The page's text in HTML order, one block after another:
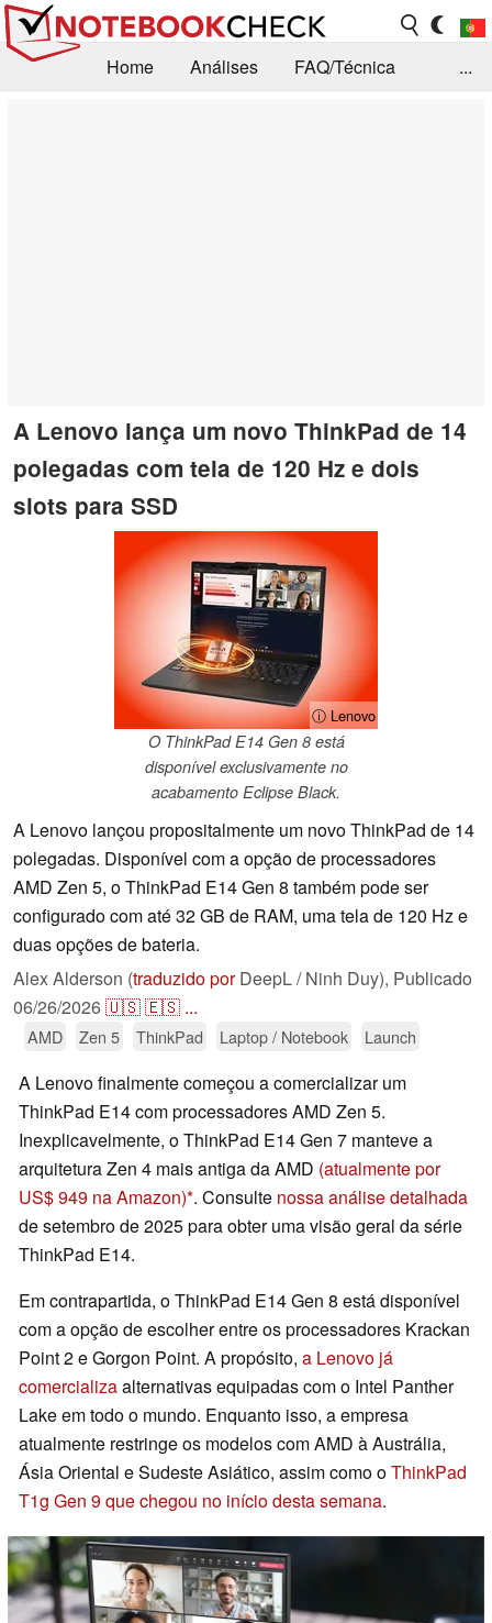
Home Análises
FAQ/Técnica
...
A Lenovo lança um novo ThinkPad de 14
polegadas com tela de 120 Hz e dois
slots para SSD
ⓘ Lenovo
O ThinkPad E14 Gen 8 está
disponível exclusivamente no
acabamento Eclipse Black.
A Lenovo lançou propositalmente um novo ThinkPad de 14
polegadas. Disponível com a opção de processadores
AMD Zen 5, o ThinkPad E14 Gen 8 também pode ser
configurado com até 32 GB de RAM, uma tela de 120 Hz e
duas opções de bateria.
Alex Alderson (traduzido porDeepL / Ninh Duy), Publicado
06/26/2026🇺🇸🇪🇸 ...
AMD Zen 5 ThinkPad Laptop / Notebook Launch
A Lenovo finalmente começou a comercializar um
ThinkPad E14 com processadores AMD Zen 5.
Inexplicavelmente, o ThinkPad E14 Gen 7 manteve a
arquitetura Zen 4 mais antiga da AMD (atualmente por
US$ 949 na Amazon) . Consulte nossa análise detalhada
de setembro de 2025 para obter uma visão geral da série
ThinkPad E14.
Em contrapartida, o ThinkPad E14 Gen 8 está disponível
com a opção de escolher entre os processadores Krackan
Point 2 e Gorgon Point. A propósito, a Lenovo já
comercializaalternativas equipadas com o Intel Panther
Lake em todo o mundo. Enquanto isso, a empresa
atualmente restringe os modelos com AMD à Austrália,
Ásia Oriental e Sudeste Asiático, assim como oThinkPad
T1g Gen 9 que chegou no início desta semana.